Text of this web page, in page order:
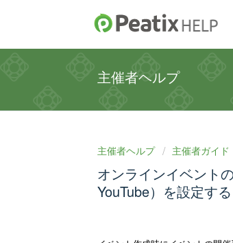
主催者ヘルプ
主催者ヘルプ 主催者ガイド
オンラインイベント
YouTube）を設定する